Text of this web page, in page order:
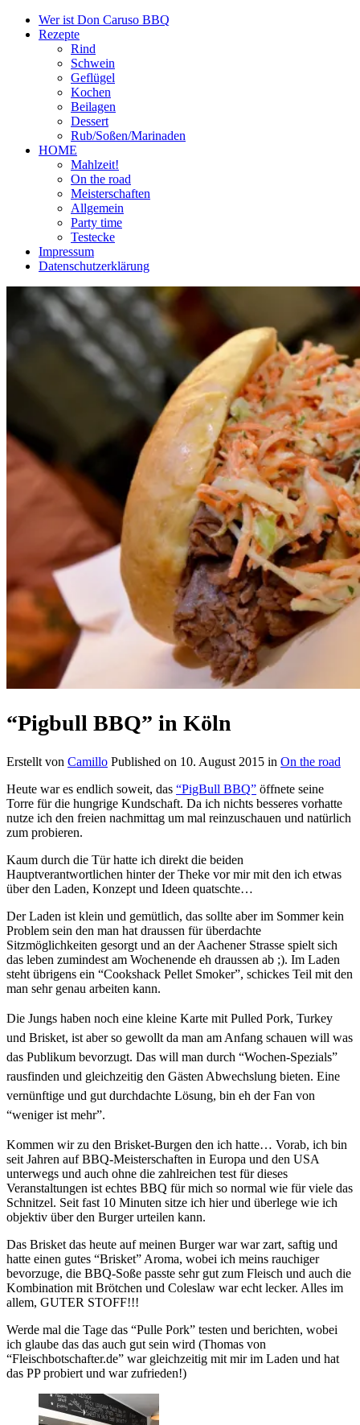
Wer ist Don Caruso BBQ
Rezepte
Rind
Schwein
Geflügel
Kochen
Beilagen
Dessert
Rub/Soßen/Marinaden
HOME
Mahlzeit!
On the road
Meisterschaften
Allgemein
Party time
Testecke
Impressum
Datenschutzerklärung
“Pigbull BBQ” in Köln
Erstellt von Camillo Published on 10. August 2015 in On the road
Heute war es endlich soweit, das “PigBull BBQ” öffnete seine
Torre für die hungrige Kundschaft. Da ich nichts besseres vorhatte
nutze ich den freien nachmittag um mal reinzuschauen und natürlich
zum probieren.
Kaum durch die Tür hatte ich direkt die beiden
Hauptverantwortlichen hinter der Theke vor mir mit den ich etwas
über den Laden, Konzept und Ideen quatschte…
Der Laden ist klein und gemütlich, das sollte aber im Sommer kein
Problem sein den man hat draussen für überdachte
Sitzmöglichkeiten gesorgt und an der Aachener Strasse spielt sich
das leben zumindest am Wochenende eh draussen ab ;). Im Laden
steht übrigens ein “Cookshack Pellet Smoker”, schickes Teil mit den
man sehr genau arbeiten kann.
Die Jungs haben noch eine kleine Karte mit Pulled Pork, Turkey
und Brisket, ist aber so gewollt da man am Anfang schauen will was
das Publikum bevorzugt. Das will man durch “Wochen-Spezials”
rausfinden und gleichzeitig den Gästen Abwechslung bieten. Eine
vernünftige und gut durchdachte Lösung, bin eh der Fan von
“weniger ist mehr”.
Kommen wir zu den Brisket-Burgen den ich hatte… Vorab, ich bin
seit Jahren auf BBQ-Meisterschaften in Europa und den USA
unterwegs und auch ohne die zahlreichen test für dieses
Veranstaltungen ist echtes BBQ für mich so normal wie für viele das
Schnitzel. Seit fast 10 Minuten sitze ich hier und überlege wie ich
objektiv über den Burger urteilen kann.
Das Brisket das heute auf meinen Burger war war zart, saftig und
hatte einen gutes “Brisket” Aroma, wobei ich meins rauchiger
bevorzuge, die BBQ-Soße passte sehr gut zum Fleisch und auch die
Kombination mit Brötchen und Coleslaw war echt lecker. Alles im
allem, GUTER STOFF!!!
Werde mal die Tage das “Pulle Pork” testen und berichten, wobei
ich glaube das das auch gut sein wird (Thomas von
“Fleischbotschafter.de” war gleichzeitig mit mir im Laden und hat
das PP probiert und war zufrieden!)